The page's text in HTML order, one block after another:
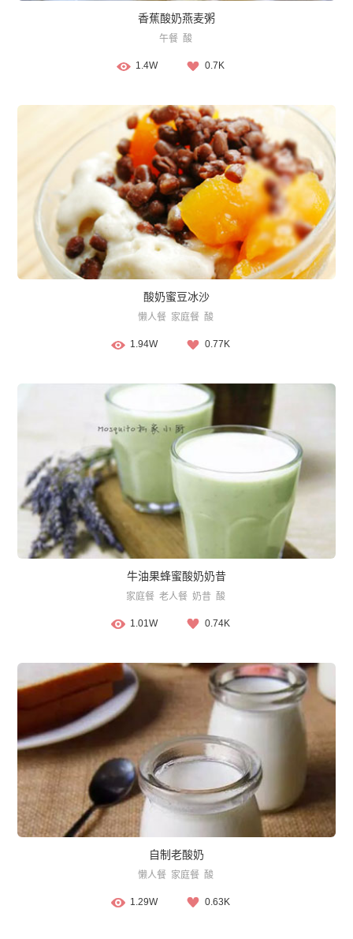
香蕉酸奶燕麦粥
午餐 酸
1.4W 0.7K
酸奶蜜豆冰沙
懒人餐 家庭餐 酸
1.94W 0.77K
牛油果蜂蜜酸奶奶昔
家庭餐 老人餐 奶昔 酸
1.01W 0.74K
自制老酸奶
懒人餐 家庭餐 酸
1.29W 0.63K